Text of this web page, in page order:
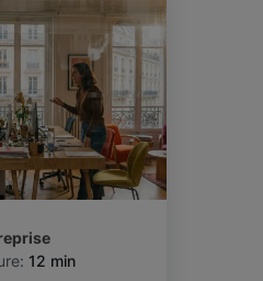
12 min